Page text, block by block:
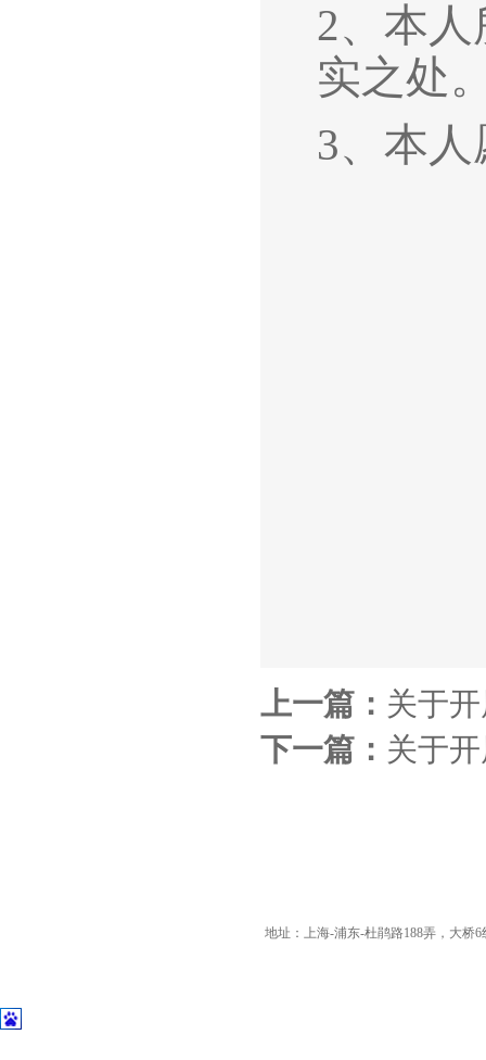
2、本
实之处
3、本
上一篇： 关于
下一篇： 关于
地址：上海-浦东-杜鹃路188弄，大桥